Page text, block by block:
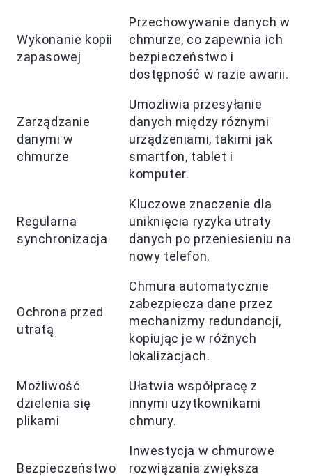
Wykonanie kopii
zapasowej
Przechowywanie danych w
chmurze, co zapewnia ich
bezpieczeństwo i
dostępność w razie awarii.
Zarządzanie
danymi w
chmurze
Umożliwia przesyłanie
danych między różnymi
urządzeniami, takimi jak
smartfon, tablet i
komputer.
Regularna
synchronizacja
Kluczowe znaczenie dla
uniknięcia ryzyka utraty
danych po przeniesieniu na
nowy telefon.
Ochrona przed
utratą
Chmura automatycznie
zabezpiecza dane przez
mechanizmy redundancji,
kopiując je w różnych
lokalizacjach.
Możliwość
dzielenia się
plikami
Ułatwia współpracę z
innymi użytkownikami
chmury.
Bezpieczeństwo
Inwestycja w chmurowe
rozwiązania zwiększa